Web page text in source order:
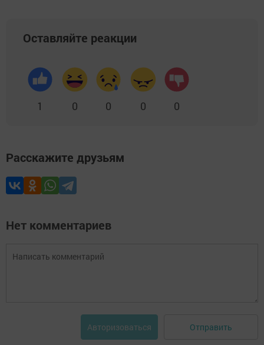
Оставляйте реакции
1 0 0 0 0
Расскажите друзьям
Нет комментариев
Авторизоваться Отправить